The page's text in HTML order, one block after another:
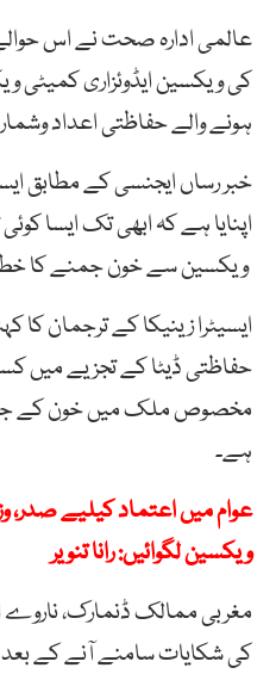
عالمی ادارہ صحت نے اس
کی ویکسین ایڈوئزاری
ہونے والے حفاظتی اعداد
خبر رساں ایجنسی کے مطابق
اپنایا ہے کہ ابھی تک ایسا
ویکسین سے خون جمنے کا
ایسیٹرا زینیکا کے ترجمان
حفاظتی ڈیٹا کے تجزیے میں
مخصوص ملک میں خون کے
ہے۔
عوام میں اعتماد کیلیے صدر،
ویکسین لگوائیں: رانا تنویر
مغربی ممالک ڈنمارک،
کی شکایات سامنے آنے کے بعد